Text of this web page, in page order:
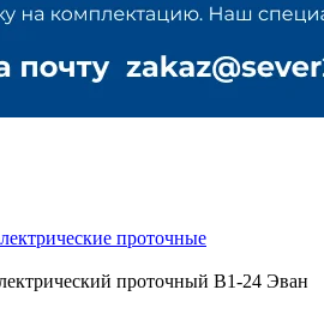
проточные
проточный В1-24 Эван